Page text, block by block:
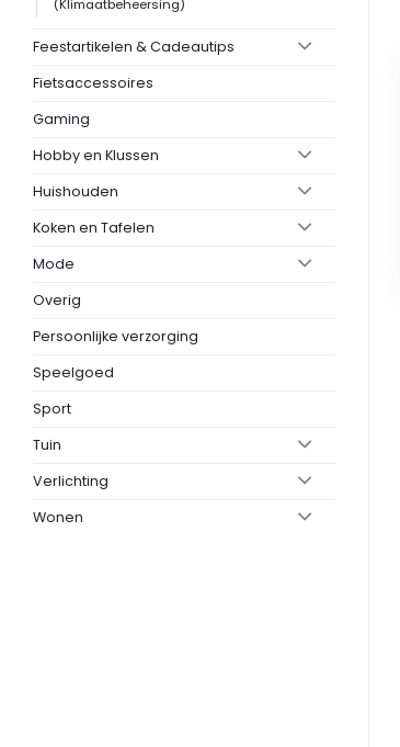
(Klimaatbeheersing)
Feestartikelen & Cadeautips
Fietsaccessoires
Gaming
Hobby en Klussen
Huishouden
Koken en Tafelen
Mode
Overig
Persoonlijke verzorging
Speelgoed
Sport
Tuin
Verlichting
Wonen